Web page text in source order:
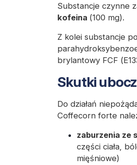
Substancje czynne
kofeina (100 mg).
Z kolei substancje
brylantowy FCF
Skutki
Do działań
Coffecorn forte
zaburzenia ze
części ciała,
mięśniowe)